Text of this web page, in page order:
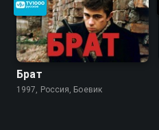
Брат
1997, Россия, Боевик